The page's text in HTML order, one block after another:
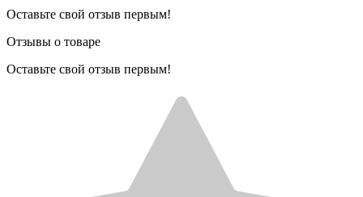
Оставьте свой отзыв первым!
Отзывы о товаре
Оставьте свой отзыв первым!